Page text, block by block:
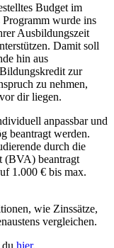
Budget im
wurde ins
Ausbildungszeit
Damit soll
hin aus
zur
zu nehmen,
dir liegen.
anpassbar und
beantragt werden.
durch die
(BVA) beantragt
1.000 € bis max.
wie Zinssätze,
vergleichen.
hier.